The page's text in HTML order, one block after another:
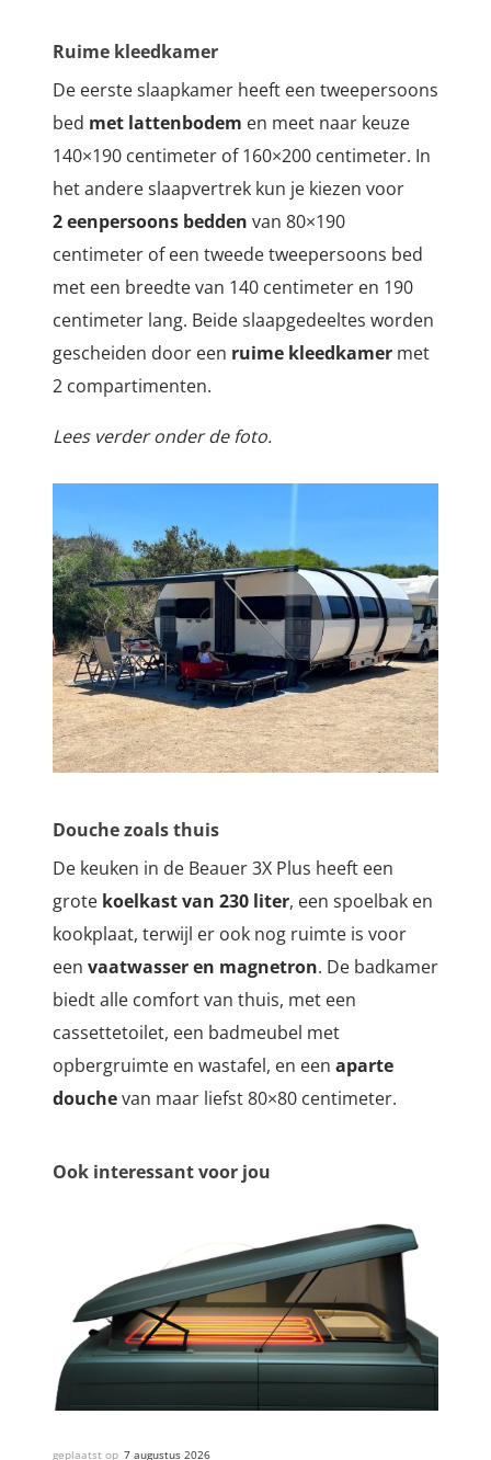
Ruime kleedkamer
De eerste slaapkamer heeft een tweepersoons
bed met lattenbodem en meet naar keuze
140×190 centimeter of 160×200 centimeter. In
het andere slaapvertrek kun je kiezen voor
2eenpersoons bedden van 80×190
centimeter of een tweede tweepersoons bed
met een breedte van 140 centimeter en 190
centimeter lang. Beideslaapgedeeltes worden
gescheiden door een ruime kleedkamer met
2 compartimenten.
Lees verder onder de foto.
Douche zoals thuis
De keuken in de Beauer 3X Plus heeft een
grote koelkast van 230 liter, een spoelbak en
kookplaat, terwijl er ook nog ruimte is voor
een vaatwasser en magnetron. De badkamer
biedt alle comfort van thuis, met een
cassettetoilet, een badmeubel met
opbergruimte en wastafel, en een aparte
douchevan maar liefst 80×80 centimeter.
Ook interessant voor jou
geplaatst op 7 augustus 2026